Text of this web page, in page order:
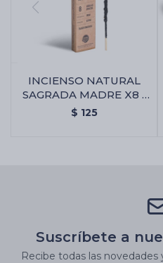
INCIENSO NATURAL
SAGRADA MADRE X8 -
Ambar
$ 125
Suscríbete a
Recibe todas las